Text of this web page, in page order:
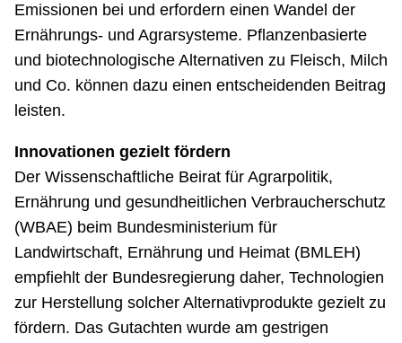
Emissionen bei und erfordern einen Wandel der
Ernährungs- und Agrarsysteme. Pflanzenbasierte
und biotechnologische Alternativen zu Fleisch, Milch
und Co. können dazu einen entscheidenden Beitrag
leisten.
Innovationen gezielt fördern
Der Wissenschaftliche Beirat für Agrarpolitik,
Ernährung und gesundheitlichen Verbraucherschutz
(WBAE) beim Bundesministerium für
Landwirtschaft, Ernährung und Heimat (BMLEH)
empfiehlt der Bundesregierung daher, Technologien
zur Herstellung solcher Alternativprodukte gezielt zu
fördern. Das Gutachten wurde am gestrigen